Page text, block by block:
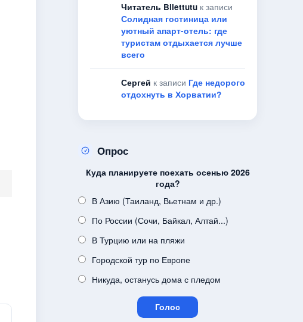
Читатель Bilettutu к записи
Солидная гостиница или
уютный апарт-отель: где
туристам отдыхается лучше
всего
Сергей к записи Где недорого
отдохнуть в Хорватии?
Опрос
Куда планируете поехать осенью 2026
года?
В Азию (Таиланд, Вьетнам и др.)
По России (Сочи, Байкал, Алтай...)
В Турцию или на пляжи
Городской тур по Европе
Никуда, останусь дома с пледом